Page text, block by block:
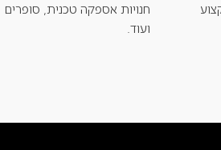
חנויות אספקה טכנית, סופרים
ועוד.